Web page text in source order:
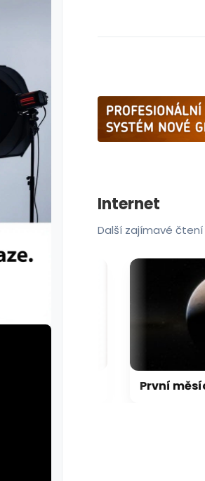
Internet
Další zajímavé